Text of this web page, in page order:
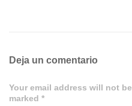
Deja un comentario
Your email address will not
marked *